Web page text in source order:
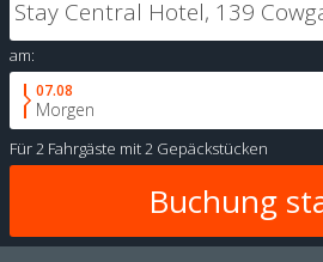
am:
07.08
Morgen
Für2 Fahrgäste mit2 Gepäckstücken